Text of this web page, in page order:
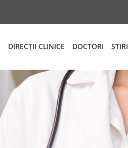
DIRECȚII CLINICE DOCTORI ȘTIRI